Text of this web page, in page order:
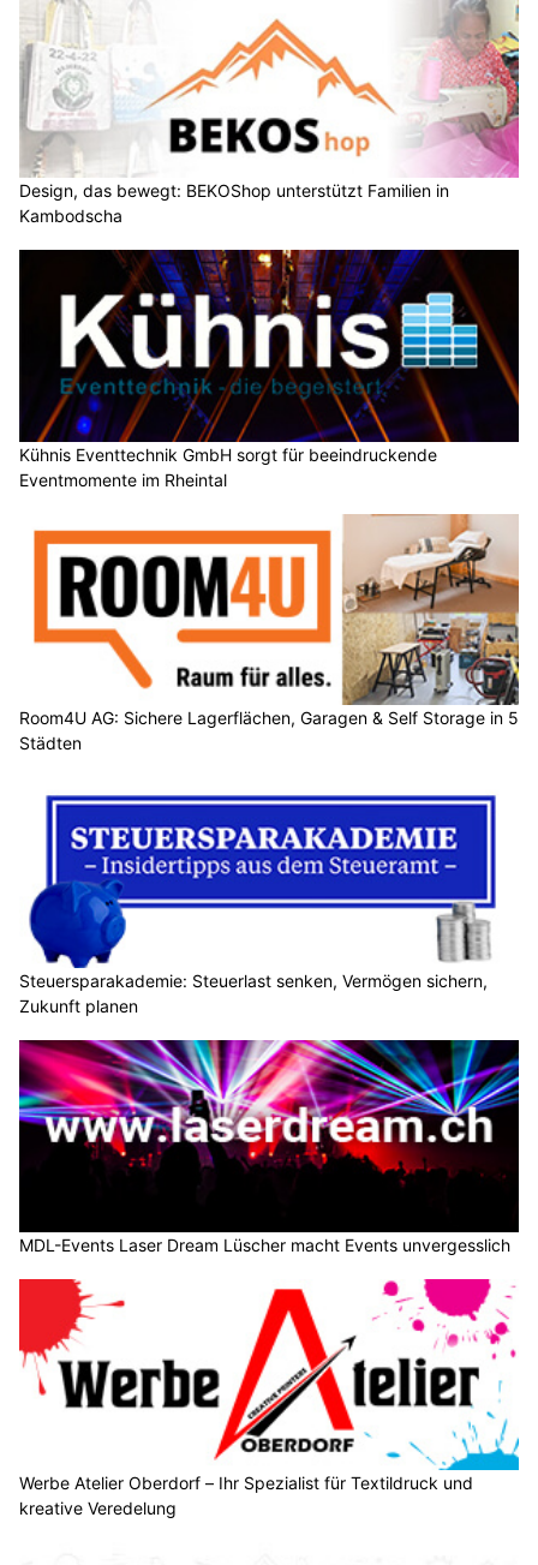
Design, das bewegt: BEKOShop unterstützt Familien in
Kambodscha
Kühnis Eventtechnik GmbH sorgt für beeindruckende
Eventmomente im Rheintal
Room4U AG: Sichere Lagerflächen, Garagen & Self Storage in 5
Städten
Steuersparakademie: Steuerlast senken, Vermögen sichern,
Zukunft planen
MDL-Events Laser Dream Lüscher macht Events unvergesslich
Werbe Atelier Oberdorf – Ihr Spezialist für Textildruck und
kreative Veredelung